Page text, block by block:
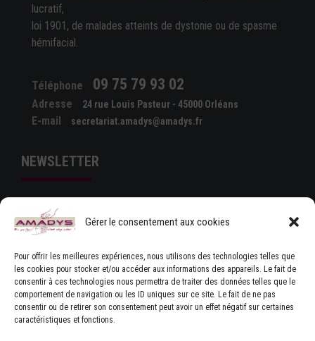
Gérer le consentement aux cookies
Pour offrir les meilleures expériences, nous utilisons des technologies telles que
les cookies pour stocker et/ou accéder aux informations des appareils. Le fait de
consentir à ces technologies nous permettra de traiter des données telles que le
comportement de navigation ou les ID uniques sur ce site. Le fait de ne pas
consentir ou de retirer son consentement peut avoir un effet négatif sur certaines
caractéristiques et fonctions.
lucratif,
loi 1901, de malades atteints de dystonie ou de spasme
hémifacial.
Téléphone 09 75 79 93 02
Adresse 24 rue Louis Pasteur - 45000 Orléans
E-mail secretariat.amadys@amadys.fr
NEWSLETTER
J'ACCEPTE LES CONDITIONS GÉNÉRALES
D'UTILISATION